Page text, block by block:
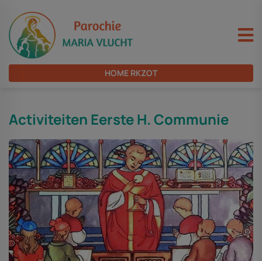
HOME RKZOT
Activiteiten Eerste H. Communie